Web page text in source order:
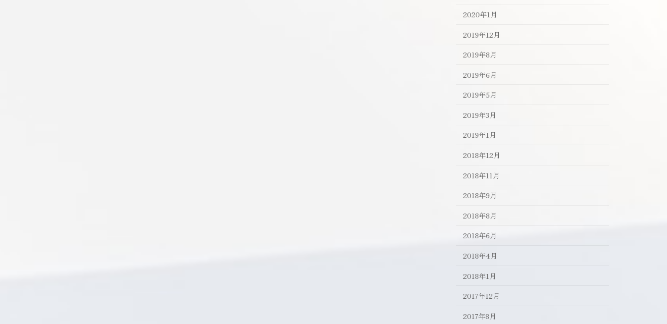
2020年1月
2019年12月
2019年8月
2019年6月
2019年5月
2019年3月
2019年1月
2018年12月
2018年11月
2018年9月
2018年8月
2018年6月
2018年4月
2018年1月
2017年12月
2017年8月